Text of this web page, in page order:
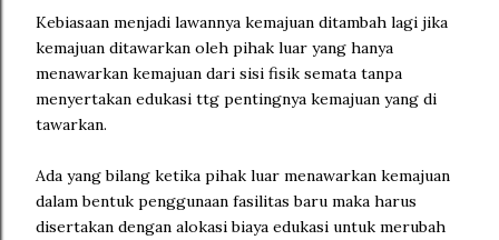
Kebiasaan menjadi lawannya kemajuan ditambah lagi jika
kemajuan ditawarkan oleh pihak luar yang hanya
menawarkan kemajuan dari sisi fisik semata tanpa
menyertakan edukasi ttg pentingnya kemajuan yang di
tawarkan.
Ada yang bilang ketika pihak luar menawarkan kemajuan
dalam bentuk penggunaan fasilitas baru maka harus
disertakan dengan alokasi biaya edukasi untuk merubah